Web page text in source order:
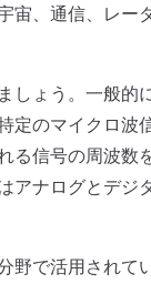
宙、通信、レー
しょう。一般的
定のマイクロ波
る信号の周波数
アナログとデジ
野で活用されて